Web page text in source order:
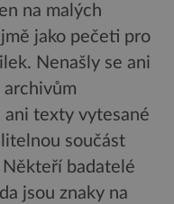
na malých
jako pečeti pro
Nenašly se ani
ani texty vytesané
součást
badatelé
jsou znaky na